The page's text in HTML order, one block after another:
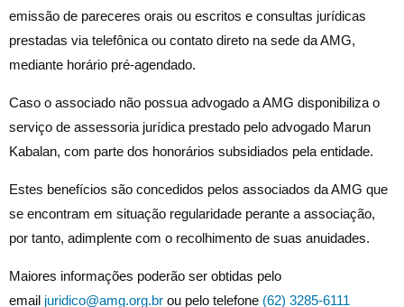
emissão de pareceres orais ou escritos e consultas jurídicas
prestadas via telefônica ou contato direto na sede da AMG,
mediante horário pré-agendado.
Caso o associado não possua advogado a AMG disponibiliza o
serviço de assessoria jurídica prestado pelo advogado Marun
Kabalan, com parte dos honorários subsidiados pela entidade.
Estes benefícios são concedidos pelos associados da AMG que
se encontram em situação regularidade perante a associação,
por tanto, adimplente com o recolhimento de suas anuidades.
Maiores informações poderão ser obtidas pelo
email juridico@amg.org.br ou pelo telefone (62) 3285-6111